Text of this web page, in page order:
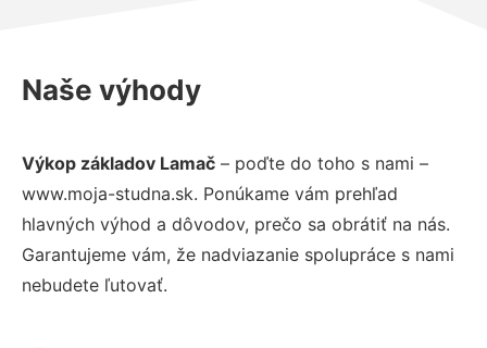
Naše výhody
Výkop základov Lamač – poďte do toho s nami –
www.moja-studna.sk. Ponúkame vám prehľad
hlavných výhod a dôvodov, prečo sa obrátiť na nás.
Garantujeme vám, že nadviazanie spolupráce s nami
nebudete ľutovať.